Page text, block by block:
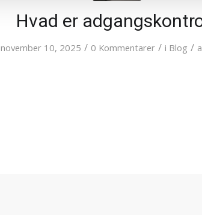
Hvad er
november 10, 2025 / 0 Kommentarer / i Blog /